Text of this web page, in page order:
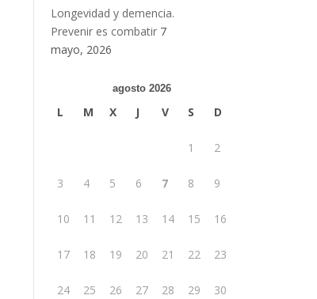
Longevidad y demencia.
Prevenir es combatir 7
mayo, 2026
agosto 2026
L M X J V S D
1 2
3 4 5 6 7 8 9
10 11 12 13 14 15 16
17 18 19 20 21 22 23
24 25 26 27 28 29 30